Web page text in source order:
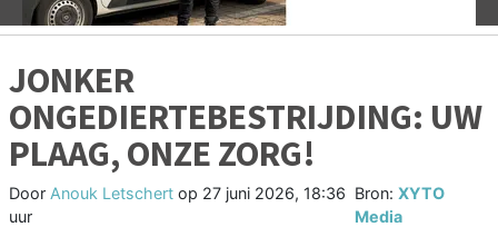
JONKER
ONGEDIERTEBESTRIJDING: UW
PLAAG, ONZE ZORG!
Door Anouk Letschert op 27 juni 2026, 18:36
uur
Bron:XYTO
Media